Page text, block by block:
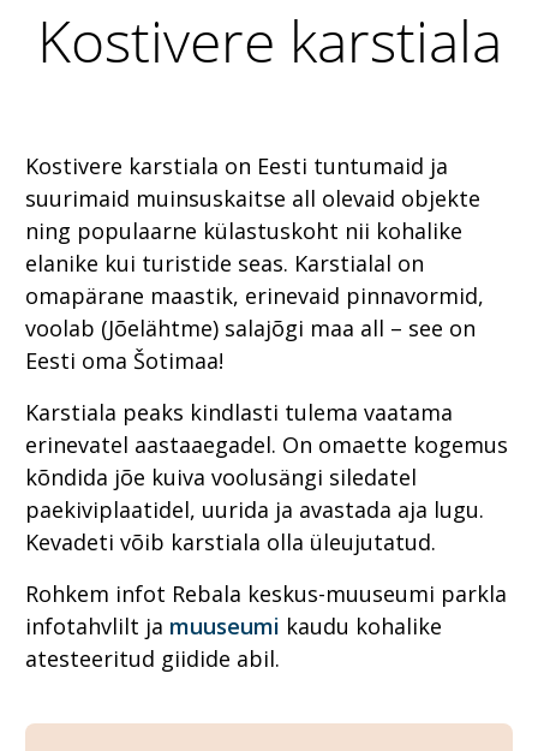
Kostivere karstiala
Kostivere karstiala on Eesti tuntumaid ja
suurimaid muinsuskaitse all olevaid objekte
ning populaarne külastuskoht nii kohalike
elanike kui turistide seas. Karstialal on
omapärane maastik, erinevaid pinnavormid,
voolab (Jõelähtme) salajõgi maa all – see on
Eesti oma Šotimaa!
Karstiala peaks kindlasti tulema vaatama
erinevatel aastaaegadel. On omaette kogemus
kõndida jõe kuiva voolusängi siledatel
paekiviplaatidel, uurida ja avastada aja lugu.
Kevadeti võib karstiala olla üleujutatud.
Rohkem infot Rebala keskus-muuseumi parkla
infotahvlilt ja muuseumi kaudu kohalike
atesteeritud giidide abil.